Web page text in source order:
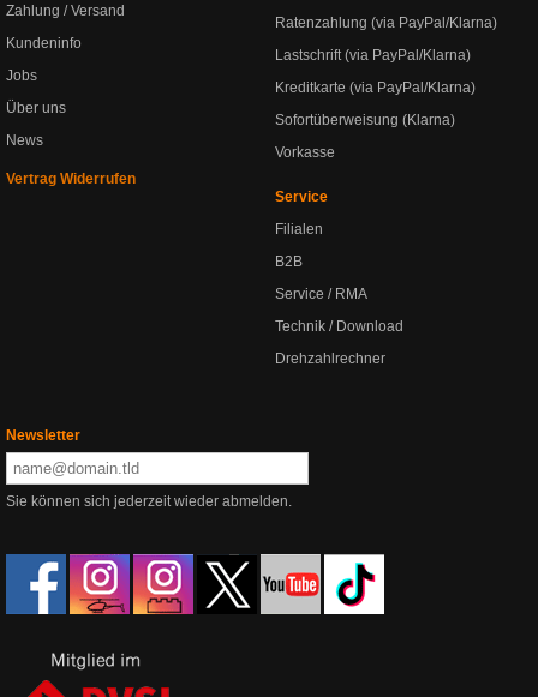
Zahlung / Versand
Kundeninfo
Jobs
Über uns
News
Vertrag Widerrufen
Ratenzahlung (via PayPal/Klarna)
Lastschrift (via PayPal/Klarna)
Kreditkarte (via PayPal/Klarna)
Sofortüberweisung (Klarna)
Vorkasse
Service
Filialen
B2B
Service / RMA
Technik / Download
Drehzahlrechner
Newsletter
Sie können sich jederzeit wieder abmelden.